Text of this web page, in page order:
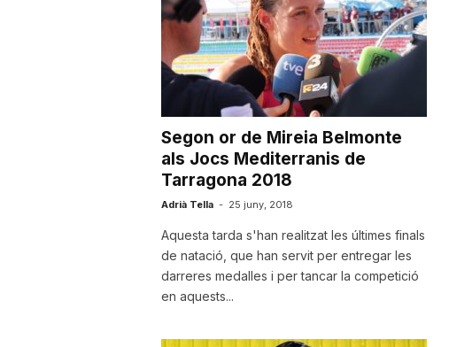
t
a
t
d
e
Segon or de Mireia Belmonte
als Jocs Mediterranis de
Tarragona 2018
Adrià Tella - 25 juny, 2018
Aquesta tarda s'han realitzat les últimes finals
de natació, que han servit per entregar les
darreres medalles i per tancar la competició
en aquests...